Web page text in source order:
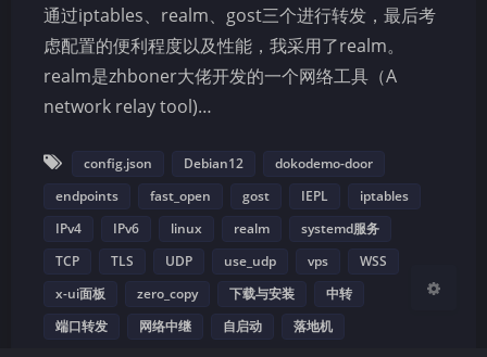
夜间模式
Sans Serif
关闭 日落 暗化
通过iptables、realm、gost三个进行转发，最后考
虑配置的便利程度以及性能，我采用了realm。
realm是zhboner大佬开发的一个网络工具（A
network relay tool)…
config.json Debian12
dokodemo-door
endpoints
fast_open gost IEPL
iptables
IPv4
IPv6 linux realm
systemd服务
TCP
TLS UDP use_udp vps
WSS
x-ui面板
zero_copy 下载与安装
中转
端口转发
网络中继 自启动 落地机